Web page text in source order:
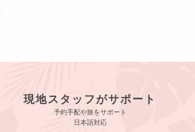
現地スタッフがサポート
予約手配や旅をサポート
日本語対応